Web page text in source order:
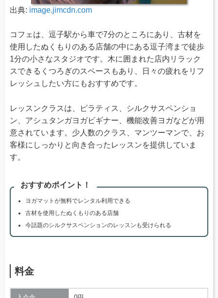
出典: image.jimcdn.com
コフェは、逗子駅から車で7分のところにあり、古材を
使用したぬくもりのある店舗の中にある逗子湾まで徒歩
1分の小さなスタジオです。木に囲まれた店内リラック
スできるくつろぎのスペースもあり、日々の疲れをリフ
レッシュしたい方にもおすすめです。
レッスンクラスは、ピラティス、シルクサスペンショ
ン、アシュタンガヨガビギナー、機能改善ヨガなどが用
意されています。少人数のクラス、マンツーマンで、お
客様にしっかりと向き合ったレッスンを提供していま
す。
おすすめポイント！
ヨガマットが無料でレンタル利用できる
古材を使用したぬくもりのある店舗
今話題のシルクサスペンションのレッスンも受けられる
料金